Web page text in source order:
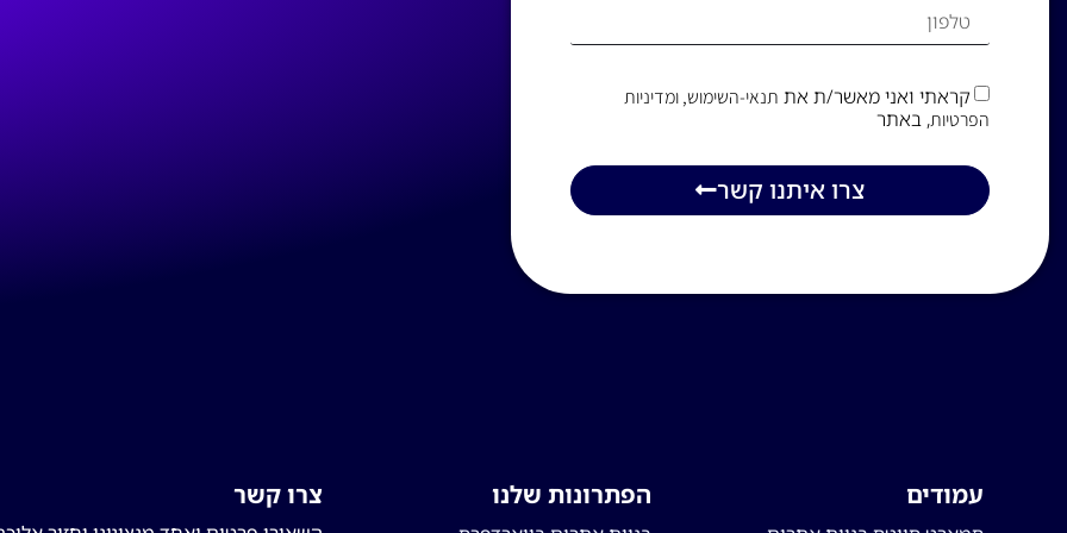
קראתי ואני מאשר/ת את תנאי-השימוש, ומדיניות
הפרטיות, באתר
צרו איתנו קשר
עמודים הפתרונות שלנו צרו קשר